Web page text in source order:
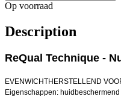
Op voorraad
Description
ReQual Technique -
EVENWICHTHERSTELLEND
Eigenschappen: huidbeschermend